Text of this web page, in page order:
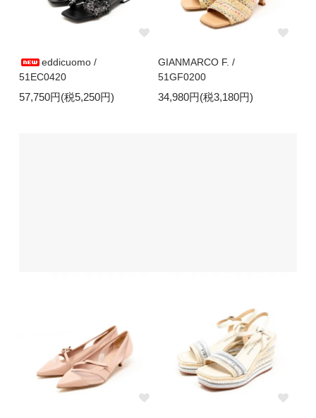
eddicuomo /
51EC0420
57,750円(税5,250円)
GIANMARCO F. /
51GF0200
34,980円(税3,180円)